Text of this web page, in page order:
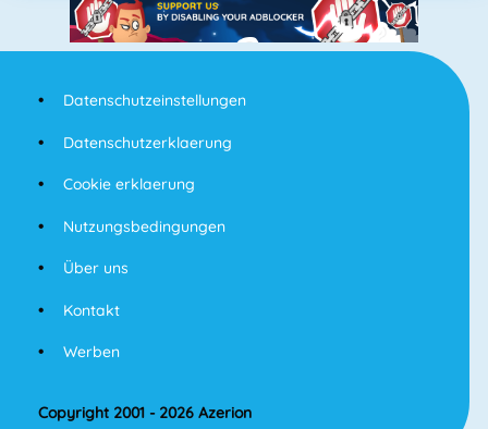
Datenschutzeinstellungen
Datenschutzerklaerung
Cookie erklaerung
Nutzungsbedingungen
Über uns
Kontakt
Werben
Copyright 2001 - 2026 Azerion